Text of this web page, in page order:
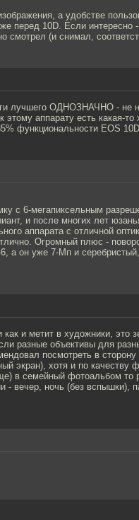
а удобстве
перед 10D. Если
смотрел (и снимал,
лучшего ОДНОЗНАЧНО - не
аппарату есть какая-
функциональности EOS
с 6-мегапиксельным
и после многих лет
аппарата с отличной
Огромный плюс -
а он уже 7-Мп и
и метит в художники, это
разные объективы для
посмотреть в
экран), хотя и по качеству
в семейный фотоальбом
вечер, ночь (без вспышки),